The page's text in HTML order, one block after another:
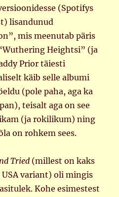
(Spotifys
lisandunud
mis meenutab päris
Heightsi” (ja
Prior täiesti
käib selle albumi
(pole paha, aga ka
teisalt aga on see
(ja rokilikum) ning
on rohkem sees.
Tried (millest on kaks
variant) oli mingis
Kohe esimestest